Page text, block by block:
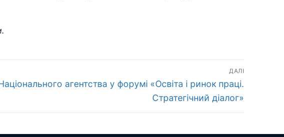
ДАЛІ
агентства у форумі «Освіта і ринок праці.
Стратегічний діалог»